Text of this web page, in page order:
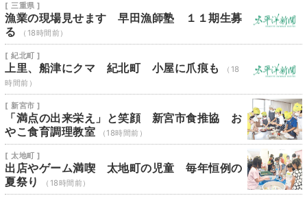
[ 三重県 ]
漁業の現場見せます 早田漁師塾 １１期生募
る
（18時間前）
[ 紀北町 ]
上里、船津にクマ 紀北町 小屋に爪痕も
（18
時間前）
[ 新宮市 ]
「満点の出来栄え」と笑顔 新宮市食推協 お
やこ食育調理教室
（18時間前）
[ 太地町 ]
出店やゲーム満喫 太地町の児童 毎年恒例の
夏祭り
（18時間前）